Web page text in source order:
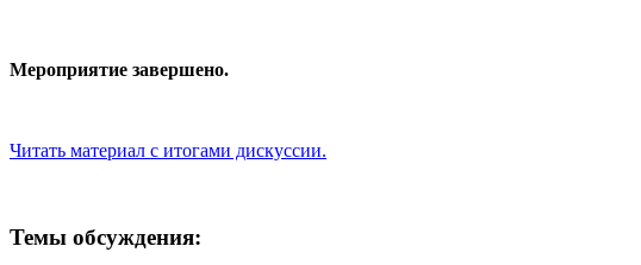
Мероприятие завершено.
Читать материал с итогами дискуссии.
Темы обсуждения: